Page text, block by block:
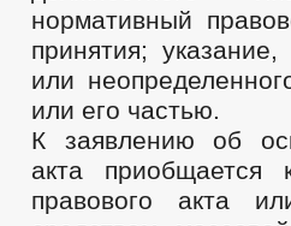
нормативный
принятия;
или
или его частью.
К заявлению об
акта приобщается
правового акта